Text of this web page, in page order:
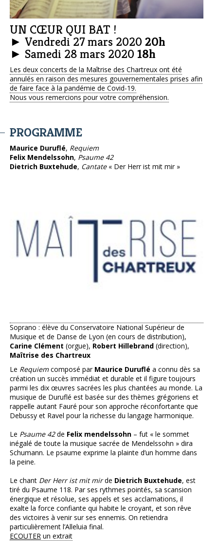
UN CŒUR QUI BAT !
► Vendredi 27 mars 2020 20h
► Samedi 28 mars 2020 18h
Les deux concerts de la Maîtrise des Chartreux ont été
annulés en raison des mesures gouvernementales prises afin
de faire face à la pandémie de Covid-19.
Nous vous remercions pour votre compréhension.
PROGRAMME
Maurice Duruflé, Requiem
Felix Mendelssohn, Psaume 42
Dietrich Buxtehude, Cantate« Der Herr ist mit mir »
Soprano : élève du Conservatoire National Supérieur de
Musique et de Danse de Lyon (en cours de distribution),
Carine Clément (orgue), Robert Hillebrand (direction),
Maîtrise des Chartreux
Le Requiemcomposé par Maurice Duruflé a connu dès sa
création un succès immédiat et durable et il figure toujours
parmi les dix œuvres sacrées les plus chantées au monde. La
musique de Duruflé est basée sur des thèmes grégoriens et
rappelle autant Fauré pour son approche réconfortante que
Debussy et Ravel pour la richesse du langage harmonique.
Le Psaume 42de Felix mendelssohn – fut « le sommet
inégalé de toute la musique sacrée de Mendelssohn » dira
Schumann. Le psaume exprime la plainte d’un homme dans
la peine.
Le chant Der Herr ist mit mirde Dietrich Buxtehude, est
tiré du Psaume 118. Par ses rythmes pointés, sa scansion
énergique et résolue, ses appels et ses acclamations, il
exalte la force confiante qui habite le croyant, et son rêve
des victoires à venir sur ses ennemis. On retiendra
particulièrement l’Alleluia final.
ECOUTER un extrait